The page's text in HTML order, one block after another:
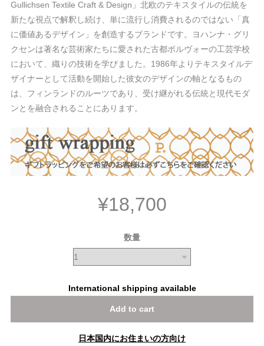
Gullichsen Textile Craft & Design」北欧のテキスタイルの伝統を
新たな視点で解釈し続け、単に流行し消費されるのではない「真
に価値あるデザイン」を創造するブランドです。ヨハンナ・グリ
クセンは著名な芸術家たちに愛された古都ボルヴォーの工芸学校
において、織りの技術を学びました。1986年よりテキスタイルデ
ザイナーとして活動を開始した彼女のデザインの軸となるもの
は、フィンランドのルーツであり、受け継がれる伝統と現代モダ
ンとを融合されることにあります。
¥18,700
数量
International shipping available
Add to cart
日本国内にお住まいの方向け